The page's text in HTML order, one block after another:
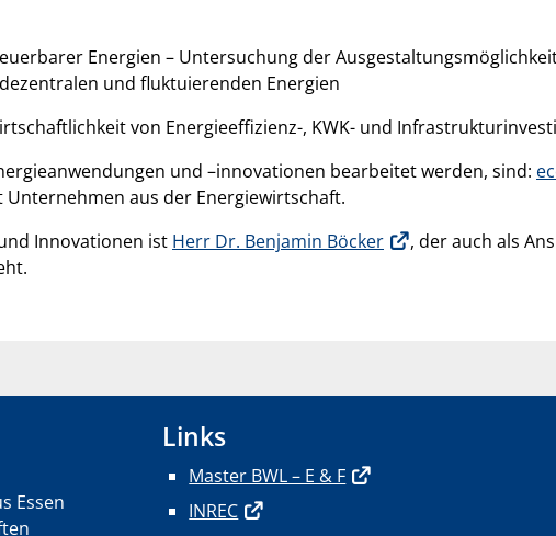
Energien – Untersuchung der
und fluktuierenden Energien
von Energieeffizienz-, KWK- und
und –innovationen bearbeitet werden, sind:
aus der Energiewirtschaft.
Innovationen ist Herr Dr. Benjamin Böcker
, der auch als
Essen
Links
Master BWL – E & F
INREC